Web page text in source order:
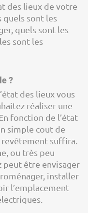
des lieux de votre
quels sont les
quels sont les
sont les
?
des lieux vous
réaliser une
fonction de l’état
simple cout de
suffira.
ou très peu
être envisager
installer
l’emplacement